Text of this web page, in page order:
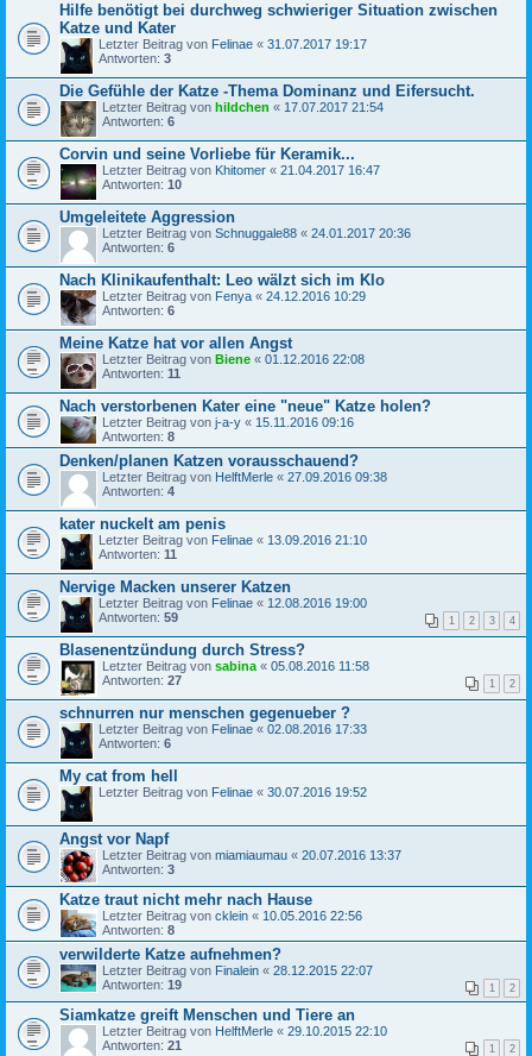
Hilfe benötigt bei durchweg schwieriger Situation zwischen
Katze und Kater
Letzter Beitrag von Felinae « 31.07.2017 19:17
Antworten: 3
Die Gefühle der Katze -Thema Dominanz und Eifersucht.
Letzter Beitrag von hildchen « 17.07.2017 21:54
Antworten: 6
Corvin und seine Vorliebe für Keramik...
Letzter Beitrag von Khitomer « 21.04.2017 16:47
Antworten: 10
Umgeleitete Aggression
Letzter Beitrag von Schnuggale88 « 24.01.2017 20:36
Antworten: 6
Nach Klinikaufenthalt: Leo wälzt sich im Klo
Letzter Beitrag von Fenya « 24.12.2016 10:29
Antworten: 6
Meine Katze hat vor allen Angst
Letzter Beitrag von Biene « 01.12.2016 22:08
Antworten: 11
Nach verstorbenen Kater eine "neue" Katze holen?
Letzter Beitrag von j-a-y « 15.11.2016 09:16
Antworten: 8
Denken/planen Katzen vorausschauend?
Letzter Beitrag von HelftMerle « 27.09.2016 09:38
Antworten: 4
kater nuckelt am penis
Letzter Beitrag von Felinae « 13.09.2016 21:10
Antworten: 11
Nervige Macken unserer Katzen
Letzter Beitrag von Felinae « 12.08.2016 19:00
Antworten: 59 1 2 3 4
Blasenentzündung durch Stress?
Letzter Beitrag von sabina « 05.08.2016 11:58
Antworten: 27 1 2
schnurren nur menschen gegenueber ?
Letzter Beitrag von Felinae « 02.08.2016 17:33
Antworten: 6
My cat from hell
Letzter Beitrag von Felinae « 30.07.2016 19:52
Angst vor Napf
Letzter Beitrag von miamiaumau « 20.07.2016 13:37
Antworten: 3
Katze traut nicht mehr nach Hause
Letzter Beitrag von cklein « 10.05.2016 22:56
Antworten: 8
verwilderte Katze aufnehmen?
Letzter Beitrag von Finalein « 28.12.2015 22:07
Antworten: 19 1 2
Siamkatze greift Menschen und Tiere an
Letzter Beitrag von HelftMerle « 29.10.2015 22:10
Antworten: 21 1 2